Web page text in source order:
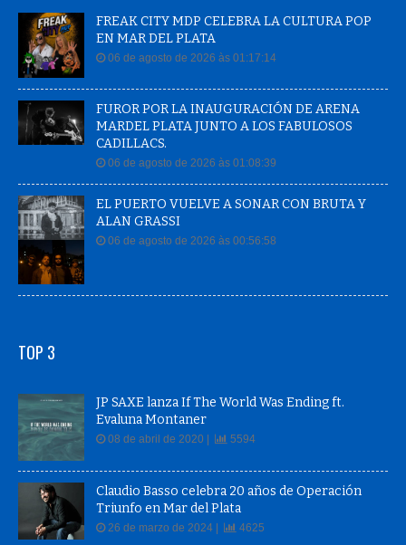
FREAK CITY MDP CELEBRA LA CULTURA POP
EN MAR DEL PLATA
06 de agosto de 2026 às 01:17:14
FUROR POR LA INAUGURACIÓN DE ARENA
MARDEL PLATA JUNTO A LOS FABULOSOS
CADILLACS.
06 de agosto de 2026 às 01:08:39
EL PUERTO VUELVE A SONAR CON BRUTA Y
ALAN GRASSI
06 de agosto de 2026 às 00:56:58
TOP 3
JP SAXE lanza If The World Was Ending ft.
Evaluna Montaner
08 de abril de 2020 | 5594
Claudio Basso celebra 20 años de Operación
Triunfo en Mar del Plata
26 de marzo de 2024 | 4625